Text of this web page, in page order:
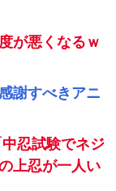
が悪くなるｗ
謝すべきアニ
忍試験でネジ
上忍が一人い